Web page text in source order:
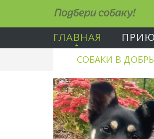
Подбери собаку!
ГЛАВНАЯ
СОБАКИ В